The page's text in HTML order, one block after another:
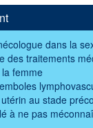
dans la
des traitements
femme
au stade
à ne pas